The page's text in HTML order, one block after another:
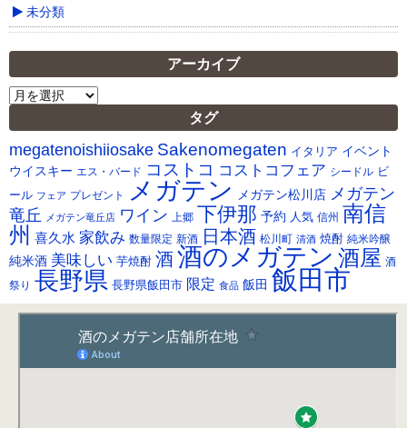
未分類
アーカイブ
ア
カ
イ
ブ
タグ
megatenoishiiosake Sakenomegaten イタリア イベント
ウイスキー エス・バード コストコ コストコフェア シードル ビ
ール フェア プレゼント メガテン メガテン松川店 メガテン
竜丘
メガテン竜丘店 ワイン 上郷 下伊那 予約 人気 信州 南信
州 喜久水 家飲み 数量限定 新酒 日本酒 松川町 清酒 焼酎 純米吟醸
純米酒 美味しい 芋焼酎 酒酒のメガテン 酒屋 酒
祭り 長野県 長野県飯田市 限定 食品 飯田 飯田市